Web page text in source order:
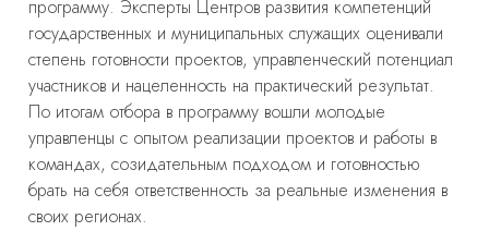
программу. Эксперты Центров развития компетенций
государственных и муниципальных служащих оценивали
степень готовности проектов, управленческий потенциал
участников и нацеленность на практический результат.
По итогам отбора в программу вошли молодые
управленцы с опытом реализации проектов и работы в
командах, созидательным подходом и готовностью
брать на себя ответственность за реальные изменения в
своих регионах.